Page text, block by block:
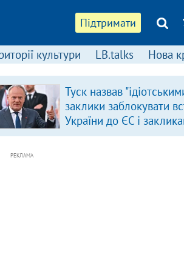
Підтримати
культури LB.talks Нова
Туск назвав
заклики заблокувати
України до ЄС і
припинити
РЕКЛАМА